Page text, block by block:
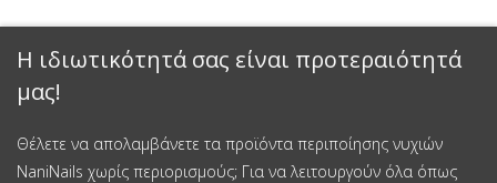
Η ιδιωτικότητά σας είναι προτεραιότητά
μας!
Θέλετε να απολαμβάνετε τα προϊόντα περιποίησης νυχιών
NaniNails χωρίς περιορισμούς; Για να λειτουργούν όλα όπως